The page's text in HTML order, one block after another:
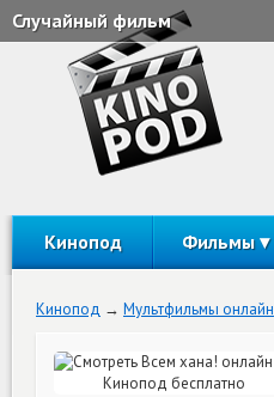
Случайный фильм
Кинопод Фильмы
Кинопод Мультфильмы онлайн